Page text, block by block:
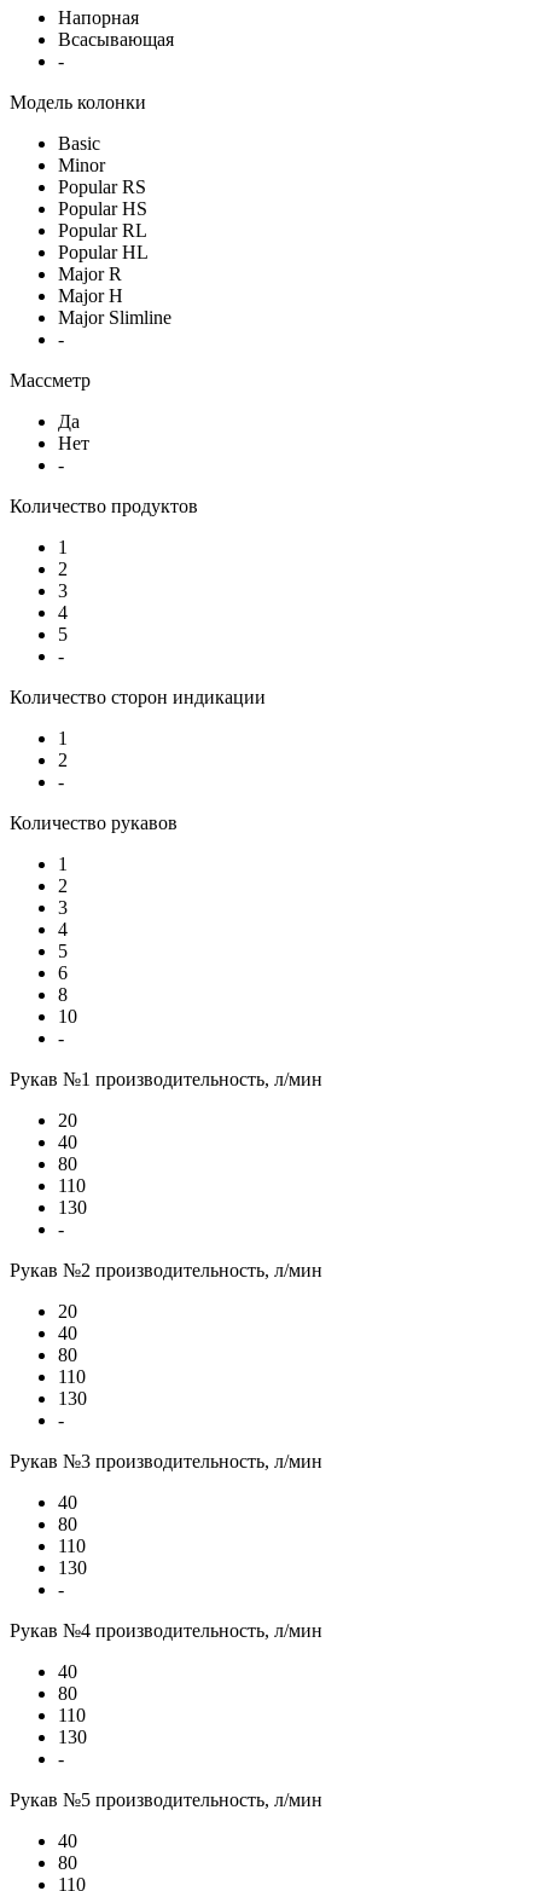
Напорная
Всасывающая
-
Модель колонки
Basic
Minor
Popular RS
Popular HS
Popular RL
Popular HL
Major R
Major H
Major Slimline
-
Массметр
Да
Нет
-
Количество продуктов
1
2
3
4
5
-
Количество сторон индикации
1
2
-
Количество рукавов
1
2
3
4
5
6
8
10
-
Рукав №1 производительность, л/мин
20
40
80
110
130
-
Рукав №2 производительность, л/мин
20
40
80
110
130
-
Рукав №3 производительность, л/мин
40
80
110
130
-
Рукав №4 производительность, л/мин
40
80
110
130
-
Рукав №5 производительность, л/мин
40
80
110